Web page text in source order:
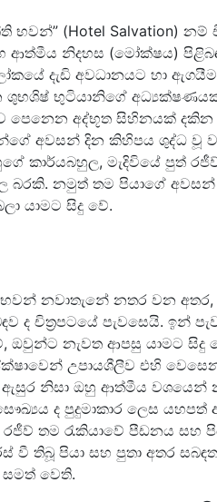
(Hotel Salvation) නම්
ආත්මීය නිදහස (මෝක්ෂය) පිළිබඳ
දැඩි අවධානයට හා
ශුභශිෂ් භුටියානිගේ
පෙනෙන අද්භූත සිහිනයක් දකින
අවසන් දින කිහිපය ශුද්ධ වූ
කාර්යබහුල, මැදිවියේ පුත්
බරකි. නමුත් තම පියාගේ අවසන්
යාමට සිදු වේ.
නවාතැනේ නතර වන අතර,
ද චිත්‍රපටයේ පැවසෙයි. ඉන්
නැවත ආපසු යාමට සිදු
උපායශීලීව එහි
ඇසුර නිසා ඔහු ආත්මීය
ද පුදුමාකාර ලෙස යහපත්
තම රැකියාවේ පීඩනය සහ
තිබූ පියා සහ පුතා අතර
වෙති.